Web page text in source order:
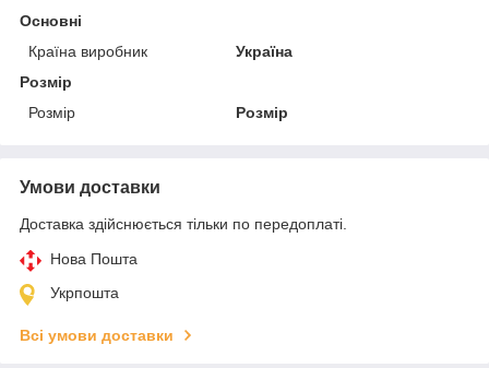
Основні
Країна виробник
Україна
Розмір
Розмір
Розмір
Умови доставки
Доставка здійснюється тільки по передоплаті.
Нова Пошта
Укрпошта
Всі умови доставки